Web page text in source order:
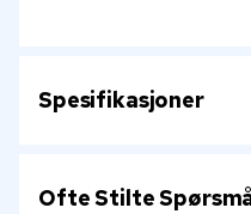
Spesifikasjoner
Ofte Stilte